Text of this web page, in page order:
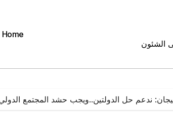
الشئون
Home
ندعم حل الدولتين..ويجب حشد المجتمع